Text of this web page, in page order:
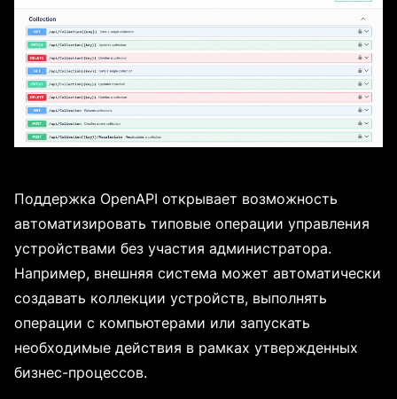
Поддержка OpenAPI открывает возможность
автоматизировать типовые операции управления
устройствами без участия администратора.
Например, внешняя система может автоматически
создавать коллекции устройств, выполнять
операции с компьютерами или запускать
необходимые действия в рамках утвержденных
бизнес-процессов.